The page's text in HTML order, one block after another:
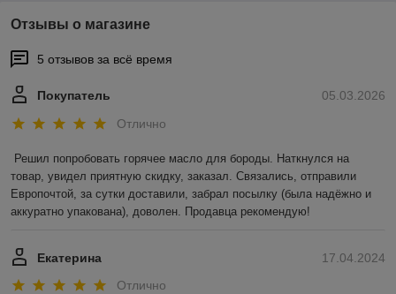
Отзывы о магазине
5 отзывов за всё время
05.03.2026
Покупатель
Отлично
Решил попробовать горячее масло для бороды. Наткнулся на
товар, увидел приятную скидку, заказал. Связались, отправили
Европочтой, за сутки доставили, забрал посылку (была надёжно и
аккуратно упакована), доволен. Продавца рекомендую!
17.04.2024
Екатерина
Отлично